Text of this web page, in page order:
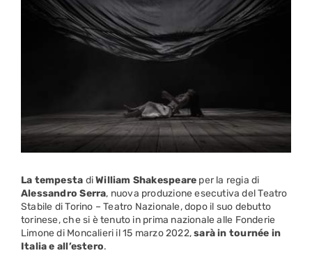
La tempesta diWilliam Shakespeare per la regia di
Alessandro Serra, nuova produzione esecutiva del Teatro
Stabile di Torino – Teatro Nazionale, dopo il suo debutto
torinese, che si è tenuto in prima nazionale alle Fonderie
Limone di Moncalieri il 15 marzo 2022,sarà in tournée in
Italia e all’estero.